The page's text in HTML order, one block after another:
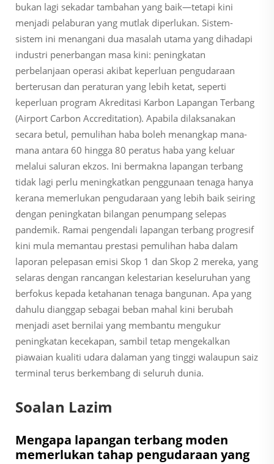
bukan lagi sekadar tambahan yang baik—tetapi kini
menjadi pelaburan yang mutlak diperlukan. Sistem-
sistem ini menangani dua masalah utama yang dihadapi
industri penerbangan masa kini: peningkatan
perbelanjaan operasi akibat keperluan pengudaraan
berterusan dan peraturan yang lebih ketat, seperti
keperluan program Akreditasi Karbon Lapangan Terbang
(Airport Carbon Accreditation). Apabila dilaksanakan
secara betul, pemulihan haba boleh menangkap mana-
mana antara 60 hingga 80 peratus haba yang keluar
melalui saluran ekzos. Ini bermakna lapangan terbang
tidak lagi perlu meningkatkan penggunaan tenaga hanya
kerana memerlukan pengudaraan yang lebih baik seiring
dengan peningkatan bilangan penumpang selepas
pandemik. Ramai pengendali lapangan terbang progresif
kini mula memantau prestasi pemulihan haba dalam
laporan pelepasan emisi Skop 1 dan Skop 2 mereka, yang
selaras dengan rancangan kelestarian keseluruhan yang
berfokus kepada ketahanan tenaga bangunan. Apa yang
dahulu dianggap sebagai beban mahal kini berubah
menjadi aset bernilai yang membantu mengukur
peningkatan kecekapan, sambil tetap mengekalkan
piawaian kualiti udara dalaman yang tinggi walaupun saiz
terminal terus berkembang di seluruh dunia.
Soalan Lazim
Mengapa lapangan terbang moden
memerlukan tahap pengudaraan yang